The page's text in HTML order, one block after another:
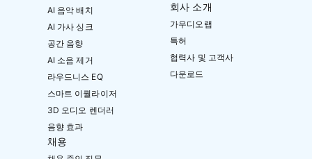
AI 음악 배치
AI 가사 싱크
공간 음향
AI 소음 제거
라우드니스 EQ
스마트 이퀄라이저
3D 오디오 렌더러
음향 효과
채용
회사 소개
가우디오랩
특허
협력사 및 고객사
다운로드